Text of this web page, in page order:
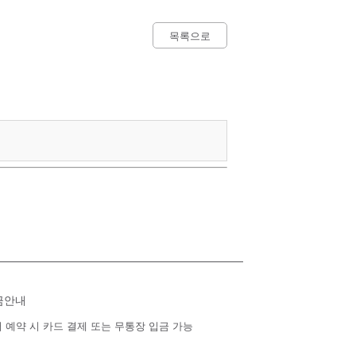
목록으로
안내
예약 시 카드 결제 또는 무통장 입금 가능